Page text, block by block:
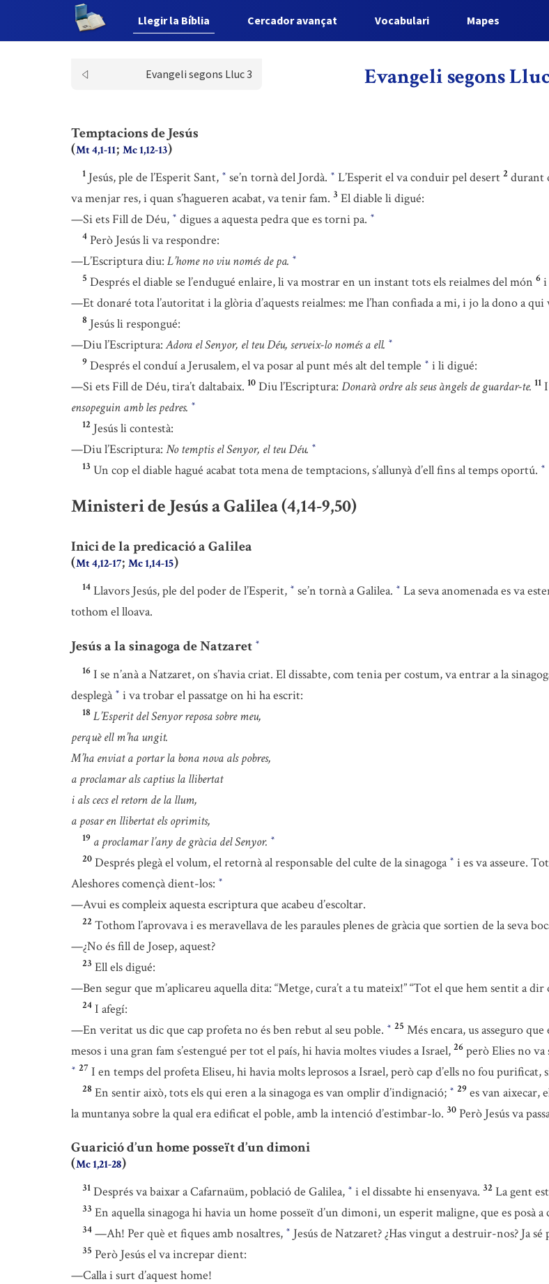
Llegir la Bíblia Cercador avançat Vocabulari Mapes
Evangeli segons Lluc 3 Evangeli segons
Temptacions de Jesús
(Mt 4,1-11; Mc 1,12-13)
1 Jesús, ple de l’Esperit Sant, * se’n tornà del Jordà. * L’Esperit el va conduir pel desert 2 durant
va menjar res, i quan s’hagueren acabat, va tenir fam. 3 El diable li digué:
—Si ets Fill de Déu, * digues a aquesta pedra que es torni pa. *
4 Però Jesús li va respondre:
—L’Escriptura diu: L’home no viu només de pa. *
5 Després el diable se l’endugué enlaire, li va mostrar en un instant tots els reialmes del món 6 i
—Et donaré tota l’autoritat i la glòria d’aquests reialmes: me l’han confiada a mi, i jo la dono a qui
8 Jesús li respongué:
—Diu l’Escriptura:Adora el Senyor, el teu Déu, serveix-lo només a ell. *
9 Després el conduí a Jerusalem, el va posar al punt més alt del temple * i li digué:
—Si ets Fill de Déu, tira’t daltabaix. 10 Diu l’Escriptura: Donarà ordre als seus àngels de guardar-te. 11
ensopeguin amb les pedres. *
12 Jesús li contestà:
—Diu l’Escriptura: No temptis el Senyor, el teu Déu. *
13 Un cop el diable hagué acabat tota mena de temptacions, s’allunyà d’ell fins al temps oportú. *
Ministeri de Jesús a Galilea (4,14-9,50)
Inici de la predicació a Galilea
(Mt 4,12-17; Mc 1,14-15)
14 Llavors Jesús, ple del poder de l’Esperit, * se’n tornà a Galilea. * La seva anomenada es va
tothom el lloava.
Jesús a la sinagoga de Natzaret *
16 I se n’anà a Natzaret, on s’havia criat. El dissabte, com tenia per costum, va entrar a la
desplegà * i va trobar el passatge on hi ha escrit:
18 L’Esperit del Senyor reposa sobre meu,
perquè ell m’ha ungit.
M’ha enviat a portar la bona nova als pobres,
a proclamar als captius la llibertat
i als cecs el retorn de la llum,
a posar en llibertat els oprimits,
19 a proclamar l’any de gràcia del Senyor. *
20 Després plegà el volum, el retornà al responsable del culte de la sinagoga * i es va asseure.
Aleshores començà dient-los: *
—Avui es compleix aquesta escriptura que acabeu d’escoltar.
22 Tothom l’aprovava i es meravellava de les paraules plenes de gràcia que sortien de la seva
—¿No és fill de Josep, aquest?
23 Ell els digué:
—Ben segur que m’aplicareu aquella dita: “Metge, cura’t a tu mateix!” “Tot el que hem sentit a dir
24 I afegí:
—En veritat us dic que cap profeta no és ben rebut al seu poble. * 25 Més encara, us asseguro
mesos i una gran fam s’estengué per tot el país, hi havia moltes viudes a Israel, 26 però Elies no va
* 27 I en temps del profeta Eliseu, hi havia molts leprosos a Israel, però cap d’ells no fou purificat,
28 En sentir això, tots els qui eren a la sinagoga es van omplir d’indignació; * 29 es van aixecar,
la muntanya sobre la qual era edificat el poble, amb la intenció d’estimbar-lo. 30 Però Jesús va
Guarició d’un home posseït d’un dimoni
(Mc 1,21-28)
31 Després va baixar a Cafarnaüm, població de Galilea, * i el dissabte hi ensenyava. 32 La gent
33 En aquella sinagoga hi havia un home posseït d’un dimoni, un esperit maligne, que es posà
34 —Ah! Per què et fiques amb nosaltres, * Jesús de Natzaret? ¿Has vingut a destruir-nos? Ja
35 Però Jesús el va increpar dient:
—Calla i surt d’aquest home!